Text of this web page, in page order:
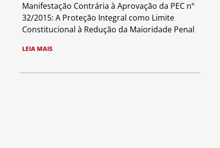
Manifestação Contrária à Aprovação da PEC nº
32/2015: A Proteção Integral como Limite
Constitucional à Redução da Maioridade Penal
LEIA MAIS